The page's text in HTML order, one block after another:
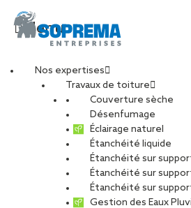
Menu
Nos expertises
Travaux de toiture
Couverture sèche
Désenfumage
Éclairage naturel
Étanchéité liquide
Étanchéité sur
Étanchéité sur
Étanchéité sur
Gestion des Eaux
Atypix –
Reportage –
DS